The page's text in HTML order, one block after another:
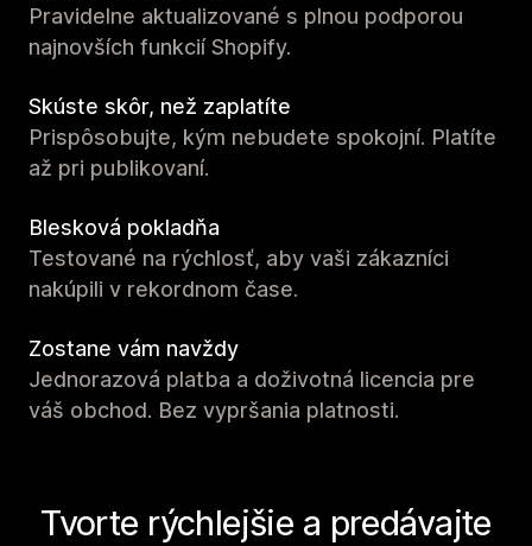
Pravidelne aktualizované s plnou podporou
najnovších funkcií Shopify.
Skúste skôr, než zaplatíte
Prispôsobujte, kým nebudete spokojní. Platíte
až pri publikovaní.
Blesková pokladňa
Testované na rýchlosť, aby vaši zákazníci
nakúpili v rekordnom čase.
Zostane vám navždy
Jednorazová platba a doživotná licencia pre
váš obchod. Bez vypršania platnosti.
Tvorte rýchlejšie a predávajte